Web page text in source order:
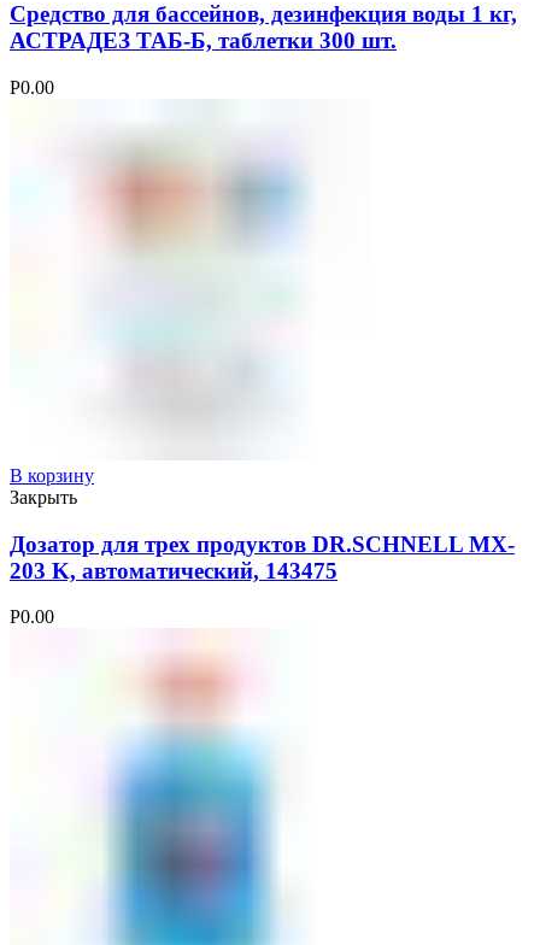
Средство для бассейнов, дезинфекция воды 1 кг,
АСТРАДЕЗ ТАБ-Б, таблетки 300 шт.
Р0.00
В корзину
Закрыть
Дозатор для трех продуктов DR.SCHNELL MX-
203 K, автоматический, 143475
Р0.00